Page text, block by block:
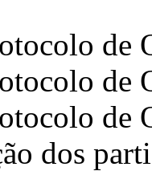
de
de
de
dos